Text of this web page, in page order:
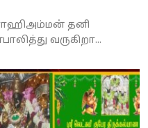
தனி
வருகிறா...